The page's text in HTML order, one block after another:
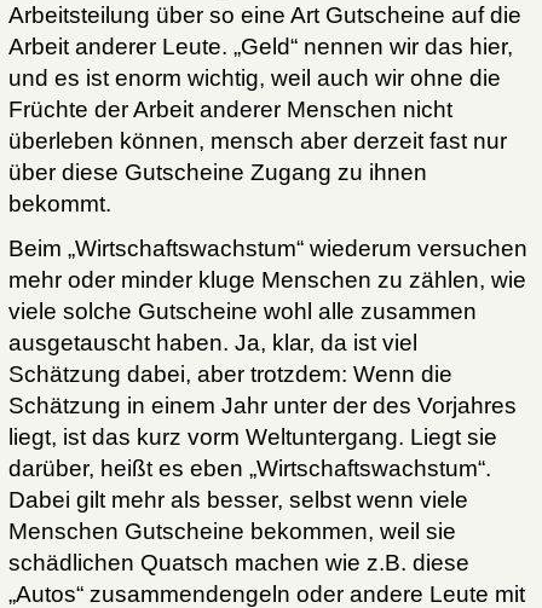
Arbeitsteilung über so eine Art Gutscheine auf die
Arbeit anderer Leute. „Geld“ nennen wir das hier,
und es ist enorm wichtig, weil auch wir ohne die
Früchte der Arbeit anderer Menschen nicht
überleben können, mensch aber derzeit fast nur
über diese Gutscheine Zugang zu ihnen
bekommt.
Beim „Wirtschaftswachstum“ wiederum versuchen
mehr oder minder kluge Menschen zu zählen, wie
viele solche Gutscheine wohl alle zusammen
ausgetauscht haben. Ja, klar, da ist viel
Schätzung dabei, aber trotzdem: Wenn die
Schätzung in einem Jahr unter der des Vorjahres
liegt, ist das kurz vorm Weltuntergang. Liegt sie
darüber, heißt es eben „Wirtschaftswachstum“.
Dabei gilt mehr als besser, selbst wenn viele
Menschen Gutscheine bekommen, weil sie
schädlichen Quatsch machen wie z.B. diese
„Autos“ zusammendengeln oder andere Leute mit